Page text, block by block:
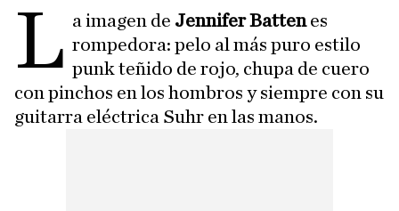
L a imagen de Jennifer Battenes
rompedora: pelo al más puro estilo
punk teñido de rojo, chupa de cuero
con pinchos en los hombros y siempre con su
guitarra eléctrica Suhr en las manos.